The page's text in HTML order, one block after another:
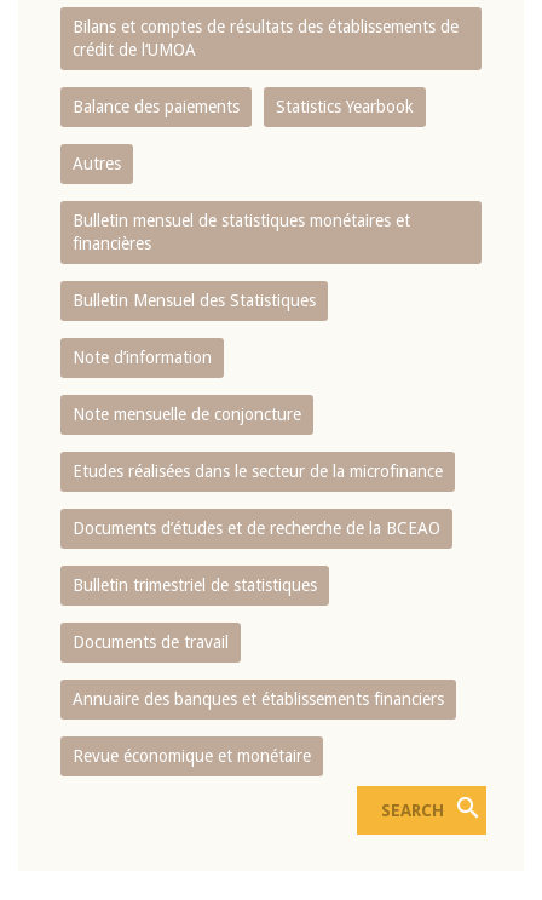
Bilans et comptes de résultats des établissements de
crédit de l‘UMOA
Balance des paiements Statistics Yearbook
Autres
Bulletin mensuel de statistiques monétaires et
financières
Bulletin Mensuel des Statistiques
Note d’information
Note mensuelle de conjoncture
Etudes réalisées dans le secteur de la microfinance
Documents d’études et de recherche de la BCEAO
Bulletin trimestriel de statistiques
Documents de travail
Annuaire des banques et établissements financiers
Revue économique et monétaire